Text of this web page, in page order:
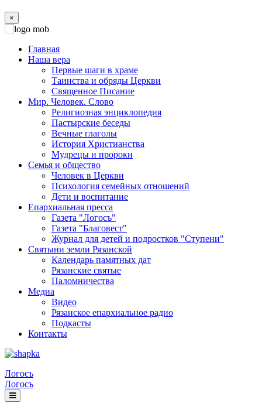
×
Главная
Наша вера
Первые шаги в храме
Таинства и обряды Церкви
Священное Писание
Мир. Человек. Слово
Религиозная энциклопедия
Пастырские беседы
Вечные глаголы
История Христианства
Мудрецы и пророки
Семья и общество
Человек в Церкви
Психология семейных отношений
Дети и воспитание
Епархиальная пресса
Газета "Логосъ"
Газета "Благовест"
Журнал для детей и подростков "Ступени"
Святыни земли Рязанской
Календарь памятных дат
Рязанские святые
Паломничества
Медиа
Видео
Рязанское епархиальное радио
Подкасты
Контакты
Логосъ
Логосъ